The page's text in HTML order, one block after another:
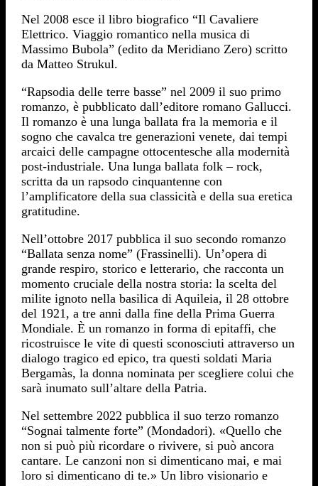
Nel 2008 esce il libro biografico “Il Cavaliere
Elettrico. Viaggio romantico nella musica di
Massimo Bubola” (edito da Meridiano Zero) scritto
da Matteo Strukul.
“Rapsodia delle terre basse” nel 2009 il suo primo
romanzo, è pubblicato dall’editore romano Gallucci.
Il romanzo è una lunga ballata fra la memoria e il
sogno che cavalca tre generazioni venete, dai tempi
arcaici delle campagne ottocentesche alla modernità
post-industriale. Una lunga ballata folk – rock,
scritta da un rapsodo cinquantenne con
l’amplificatore della sua classicità e della sua eretica
gratitudine.
Nell’ottobre 2017 pubblica il suo secondo romanzo
“Ballata senza nome” (Frassinelli). Un’opera di
grande respiro, storico e letterario, che racconta un
momento cruciale della nostra storia: la scelta del
milite ignoto nella basilica di Aquileia, il 28 ottobre
del 1921, a tre anni dalla fine della Prima Guerra
Mondiale. È un romanzo in forma di epitaffi, che
ricostruisce le vite di questi sconosciuti attraverso un
dialogo tragico ed epico, tra questi soldati Maria
Bergamàs, la donna nominata per scegliere colui che
sarà inumato sull’altare della Patria.
Nel settembre 2022 pubblica il suo terzo romanzo
“Sognai talmente forte” (Mondadori). «Quello che
non si può più ricordare o rivivere, si può ancora
cantare. Le canzoni non si dimenticano mai, e mai
loro si dimenticano di te.» Un libro visionario e